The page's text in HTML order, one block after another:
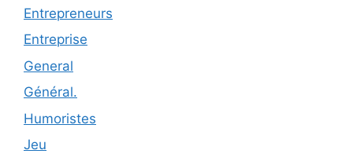
Entrepreneurs
Entreprise
General
Général.
Humoristes
Jeu